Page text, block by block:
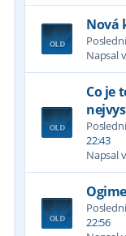
Nová
Napsal v
Co je
22:43
Napsal v
22:56